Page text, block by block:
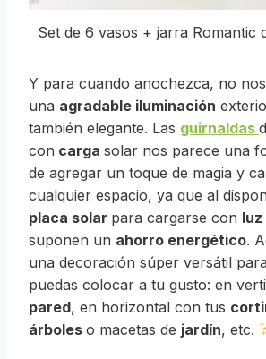
Set de 6 vasos + jarra Romantic
Y para cuando anochezca, no
una agradable iluminación
también elegante. Las guirnaldas
con carga solar nos parece una
de agregar un toque de magia y
cualquier espacio, ya que al
placa solar para cargarse con
suponen un ahorro energético.
una decoración súper versátil
puedas colocar a tu gusto: en
pared, en horizontal con tus
árboles o macetas de jardín, etc.